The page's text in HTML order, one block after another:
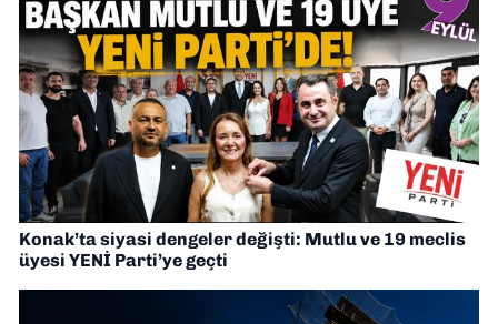
Konak’ta siyasi dengeler değişti: Mutlu ve 19 meclis
üyesi YENİ Parti’ye geçti